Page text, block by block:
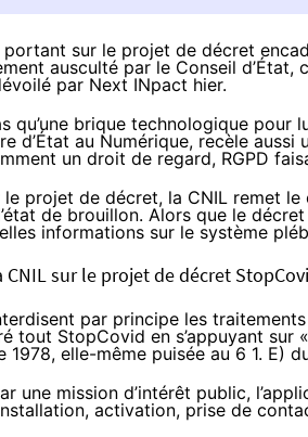
sur le projet de décret
ausculté par le Conseil d’État,
par Next INpact hier.
qu’une brique technologique
d’État au Numérique, recèle
un droit de regard, RGPD
projet de décret, la CNIL remet le
de brouillon. Alors que le
informations sur le système
sur le projet de décret
par principe les
tout StopCovid en s’appuyant sur
1978, elle-même puisée au 6 1. E)
une mission d’intérêt public,
activation, prise de